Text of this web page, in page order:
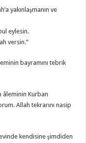
yakınlaşmanın ve
eylesin.
versin.”
bayramını tebrik
âleminin Kurban
Allah tekrarını nasip
kendisine şimdiden